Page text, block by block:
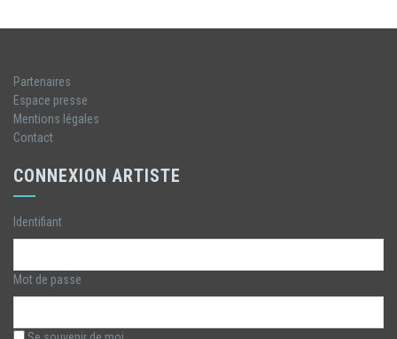
Partenaires
Espace presse
Mentions légales
Contact
CONNEXION ARTISTE
Identifiant
Mot de passe